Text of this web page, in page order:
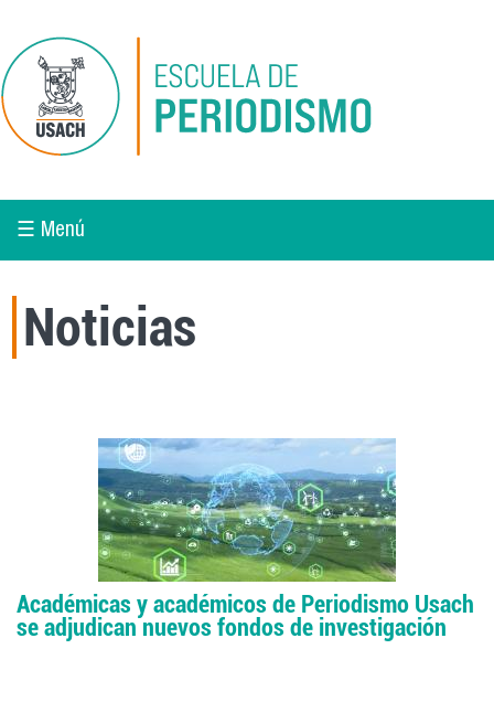
☰ Menú
Noticias
Académicas y académicos de Periodismo Usach
se adjudican nuevos fondos de investigación